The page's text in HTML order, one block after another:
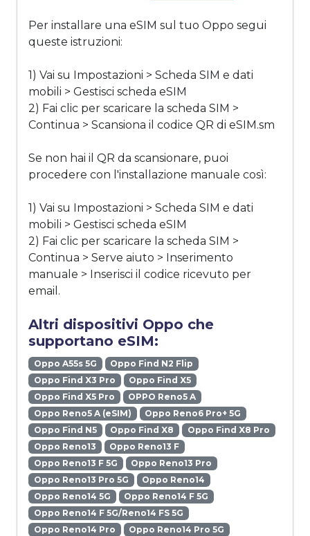
Per installare una eSIM sul tuo Oppo segui
queste istruzioni:
1) Vai su Impostazioni > Scheda SIM e dati
mobili > Gestisci scheda eSIM
2) Fai clic per scaricare la scheda SIM >
Continua > Scansiona il codice QR di eSIM.sm
Se non hai il QR da scansionare, puoi
procedere con l'installazione manuale così:
1) Vai su Impostazioni > Scheda SIM e dati
mobili > Gestisci scheda eSIM
2) Fai clic per scaricare la scheda SIM >
Continua > Serve aiuto > Inserimento
manuale > Inserisci il codice ricevuto per
email.
Altri dispositivi Oppo che
supportano eSIM:
Oppo A55s 5G
Oppo Find N2 Flip
Oppo Find X3 Pro
Oppo Find X5
Oppo Find X5 Pro
OPPO Reno5 A
Oppo Reno5 A (eSIM)
Oppo Reno6 Pro+ 5G
Oppo Find N5
Oppo Find X8
Oppo Find X8 Pro
Oppo Reno13
Oppo Reno13 F
Oppo Reno13 F 5G
Oppo Reno13 Pro
Oppo Reno13 Pro 5G
Oppo Reno14
Oppo Reno14 5G
Oppo Reno14 F 5G
Oppo Reno14 F 5G/Reno14 FS 5G
Oppo Reno14 Pro
Oppo Reno14 Pro 5G